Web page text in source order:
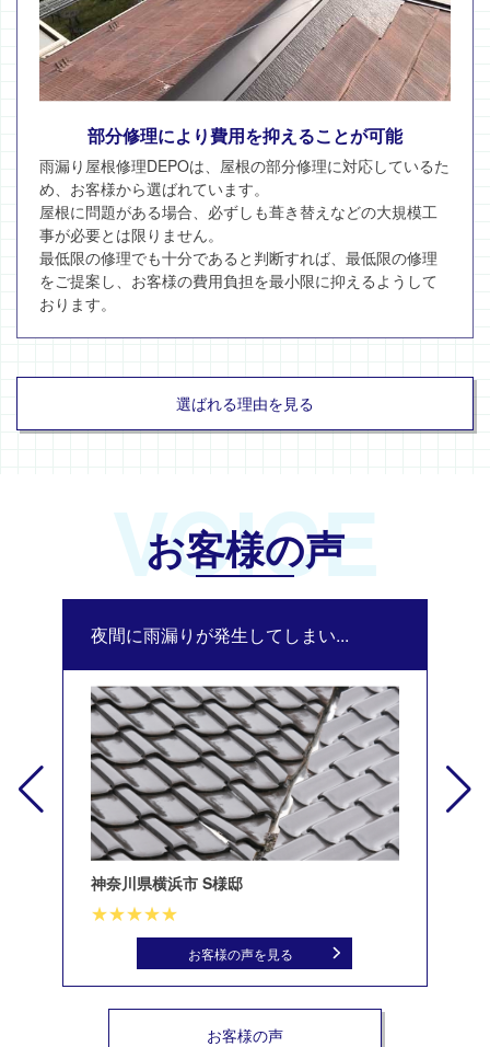
部分修理により費用を抑えることが可能
雨漏り屋根修理DEPOは、屋根の部分修理に対応しているた
め、お客様から選ばれています。
屋根に問題がある場合、必ずしも葺き替えなどの大規模工
事が必要とは限りません。
最低限の修理でも十分であると判断すれば、最低限の修理
をご提案し、お客様の費用負担を最小限に抑えるようして
おります。
選ばれる理由を見る
VOICE
お客様の声
夜間に雨漏りが発生してしまい...
神奈川県横浜市 S様邸
お客様の声を見る
お客様の声